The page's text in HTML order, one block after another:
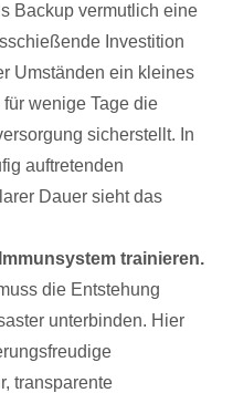
Backup vermutlich eine
Investition
Umständen ein kleines
wenige Tage die
sicherstellt. In
auftretenden
Dauer sieht das
trainieren.
die Entstehung
unterbinden. Hier
transparente